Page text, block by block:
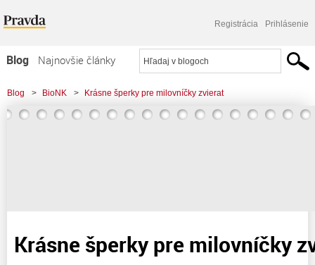
Registrácia Prihlásenie
Blog
Najnovšie články
Najčítanejšie články
Najkomentovanejšie články
Blog > BioNK > Krásne šperky pre milovníčky zvierat
Krásne šperky pre milovníčky